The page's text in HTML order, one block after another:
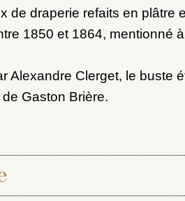
de draperie refaits en plâtre
1850 et 1864, mentionné
Alexandre Clerget, le buste
Gaston Brière.